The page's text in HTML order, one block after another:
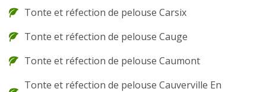
Tonte et réfection de pelouse Carsix
Tonte et réfection de pelouse Cauge
Tonte et réfection de pelouse Caumont
Tonte et réfection de pelouse Cauverville En